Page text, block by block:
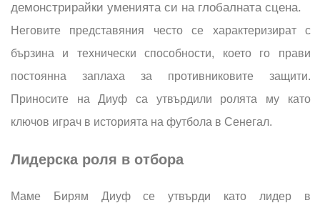
демонстрирайки уменията си на глобалната сцена.
Неговите представяния често се характеризират с
бързина и технически способности, което го прави
постоянна заплаха за противниковите защити.
Приносите на Диуф са утвърдили ролята му като
ключов играч в историята на футбола в Сенегал.
Лидерска роля в отбора
Маме Бирям Диуф се утвърди като лидер в